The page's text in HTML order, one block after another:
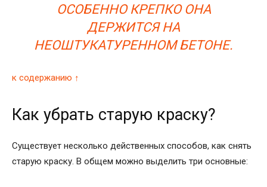
ОСОБЕННО КРЕПКО ОНА
ДЕРЖИТСЯ НА
НЕОШТУКАТУРЕННОМ БЕТОНЕ.
к содержанию ↑
Как убрать старую краску?
Существует несколько действенных способов, как снять
старую краску. В общем можно выделить три основные: